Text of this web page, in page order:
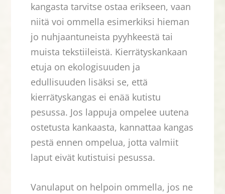
kangasta tarvitse ostaa erikseen, vaan
niitä voi ommella esimerkiksi hieman
jo nuhjaantuneista pyyhkeestä tai
muista tekstiileistä. Kierrätyskankaan
etuja on ekologisuuden ja
edullisuuden lisäksi se, että
kierrätyskangas ei enää kutistu
pesussa. Jos lappuja ompelee uutena
ostetusta kankaasta, kannattaa kangas
pestä ennen ompelua, jotta valmiit
laput eivät kutistuisi pesussa.
Vanulaput on helpoin ommella, jos ne